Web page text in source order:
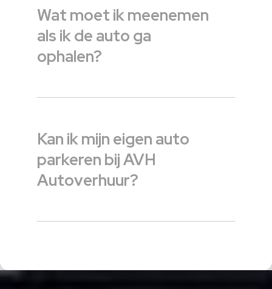
Wat moet ik meenemen
als ik de auto ga
ophalen?
Kan ik mijn eigen auto
parkeren bij AVH
Autoverhuur?